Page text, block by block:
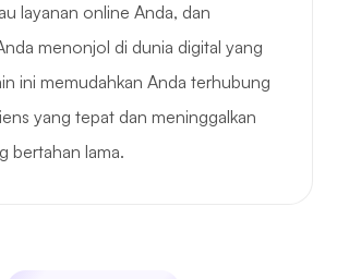
layanan online Anda, dan
menonjol di dunia digital yang
ini memudahkan Anda terhubung
yang tepat dan meninggalkan
bertahan lama.